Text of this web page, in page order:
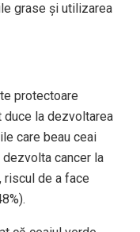
grase și utilizarea
protectoare
la dezvoltarea
care beau ceai
dezvolta cancer la
riscul de a face